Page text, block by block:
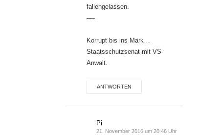
fallengelassen.
—-
Korrupt bis ins Mark…
Staatsschutzsenat mit VS-
Anwalt.
ANTWORTEN
Pi
21. November 2016 um 20:46 Uhr